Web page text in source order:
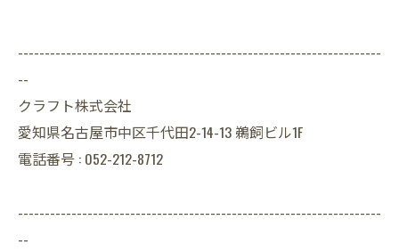
--------------------------------------------------------------------
--
クラフト株式会社
愛知県名古屋市中区千代田2-14-13 鵜飼ビル1F
電話番号 : 052-212-8712
--------------------------------------------------------------------
--